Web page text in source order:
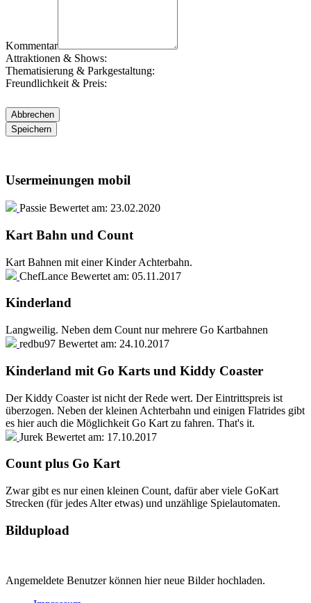
Kommentar
Attraktionen & Shows:
Thematisierung & Parkgestaltung:
Freundlichkeit & Preis:
Usermeinungen mobil
Passie Bewertet am: 23.02.2020
Kart Bahn und Count
Kart Bahnen mit einer Kinder Achterbahn.
ChefLance Bewertet am: 05.11.2017
Kinderland
Langweilig. Neben dem Count nur mehrere Go Kartbahnen
redbu97 Bewertet am: 24.10.2017
Kinderland mit Go Karts und Kiddy Coaster
Der Kiddy Coaster ist nicht der Rede wert. Der Eintrittspreis ist
überzogen. Neben der kleinen Achterbahn und einigen Flatrides gibt
es hier auch die Möglichkeit Go Kart zu fahren. That's it.
Jurek Bewertet am: 17.10.2017
Count plus Go Kart
Zwar gibt es nur einen kleinen Count, dafür aber viele GoKart
Strecken (für jedes Alter etwas) und unzählige Spielautomaten.
Bildupload
Angemeldete Benutzer können hier neue Bilder hochladen.